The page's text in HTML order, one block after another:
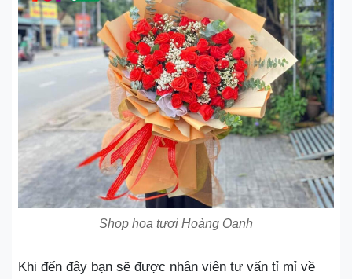
Shop hoa tươi Hoàng Oanh
Khi đến đây bạn sẽ được nhân viên tư vấn tỉ mỉ về